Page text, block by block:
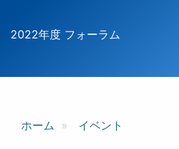
2022年度 フォーラム
ホーム イベント